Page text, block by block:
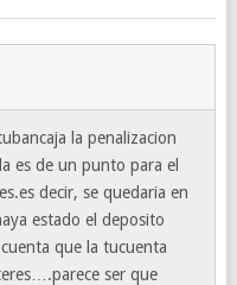
la penalizacion
es de un punto para el
decir, se quedaria en
estado el deposito
que la tucuenta
ser que